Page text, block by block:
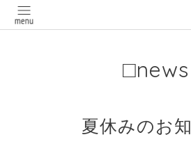
□news
夏休みのお